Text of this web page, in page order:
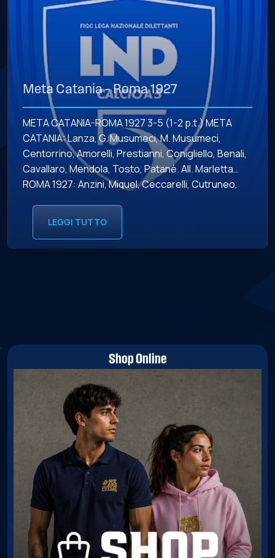
Meta Catania – Roma 1927
META CATANIA-ROMA 1927 3-5 (1-2 p.t.) META
CATANIA: Lanza, G. Musumeci, M. Musumeci,
Centorrino, Amorelli, Prestianni, Conigliello, Benali,
Cavallaro, Mendola, Tosto, Patanè. All. Marletta
ROMA 1927: Anzini, Miquel, Ceccarelli, Cutruneo,
14’24” Amorelli (M), 1’51” s.t. M. Musumeci (M), […]
LEGGI TUTTO
Shop Online